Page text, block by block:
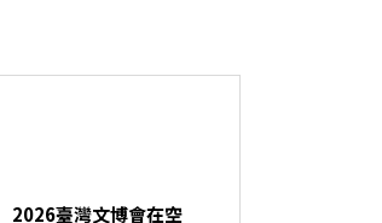
2026臺灣文博會在空